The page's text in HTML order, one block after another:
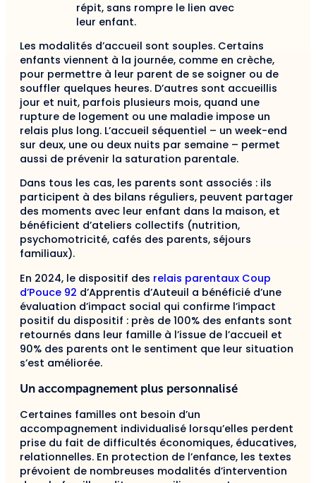
répit, sans rompre le lien avec
leur enfant.
Les modalités d’accueil sont souples. Certains
enfants viennent à la journée, comme en crèche,
pour permettre à leur parent de se soigner ou de
souffler quelques heures. D’autres sont accueillis
jour et nuit, parfois plusieurs mois, quand une
rupture de logement ou une maladie impose un
relais plus long. L’accueil séquentiel – un week-end
sur deux, une ou deux nuits par semaine – permet
aussi de prévenir la saturation parentale.
Dans tous les cas, les parents sont associés : ils
participent à des bilans réguliers, peuvent partager
des moments avec leur enfant dans la maison, et
bénéficient d’ateliers collectifs (nutrition,
psychomotricité, cafés des parents, séjours
familiaux).
En 2024, le dispositif des relais parentaux Coup
d’Pouce 92 d’Apprentis d’Auteuil a bénéficié d’une
évaluation d’impact social qui confirme l’impact
positif du dispositif : près de 100% des enfants sont
retournés dans leur famille à l’issue de l’accueil et
90% des parents ont le sentiment que leur situation
s’est améliorée.
Un accompagnement plus personnalisé
Certaines familles ont besoin d’un
accompagnement individualisé lorsqu’elles perdent
prise du fait de difficultés économiques, éducatives,
relationnelles. En protection de l’enfance, les textes
prévoient de nombreuses modalités d’intervention